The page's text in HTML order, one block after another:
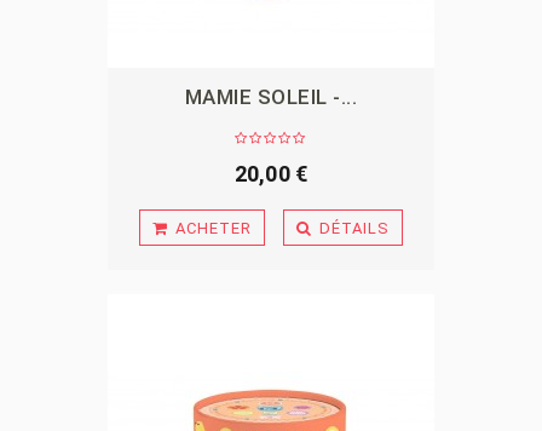
APERÇU
MAMIE SOLEIL -...
20,00 €
ACHETER DÉTAILS